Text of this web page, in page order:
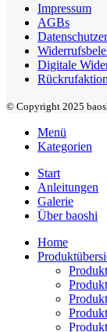
Impressum
AGBs
Digitale
© Copyright 2025
Menü
Kategorien
Start
Anleitungen
Galerie
Über baoshi
Home